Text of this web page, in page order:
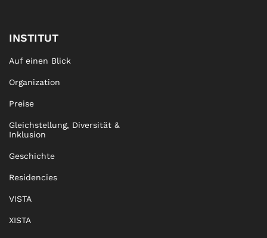
INSTITUT
Auf einen Blick
Organization
Preise
Gleichstellung, Diversität &
Inklusion
Geschichte
Residencies
VISTA
XISTA